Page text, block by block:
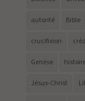
autorité Bible
crucifixion
Genèse
Jésus-Christ